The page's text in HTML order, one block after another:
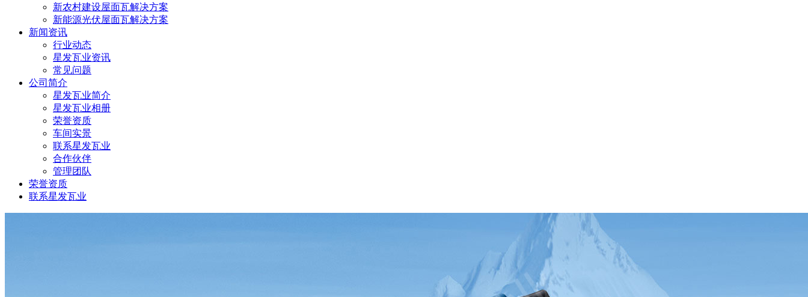
新农村建设屋面瓦解决方案
新能源光伏屋面瓦解决方案
新闻资讯
行业动态
星发瓦业资讯
常见问题
公司简介
星发瓦业简介
星发瓦业相册
荣誉资质
车间实景
联系星发瓦业
合作伙伴
管理团队
荣誉资质
联系星发瓦业